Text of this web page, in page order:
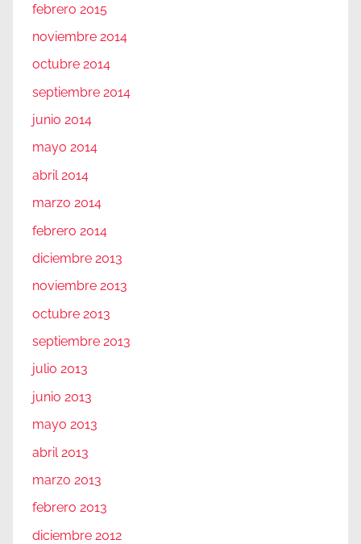
febrero 2015
noviembre 2014
octubre 2014
septiembre 2014
junio 2014
mayo 2014
abril 2014
marzo 2014
febrero 2014
diciembre 2013
noviembre 2013
octubre 2013
septiembre 2013
julio 2013
junio 2013
mayo 2013
abril 2013
marzo 2013
febrero 2013
diciembre 2012